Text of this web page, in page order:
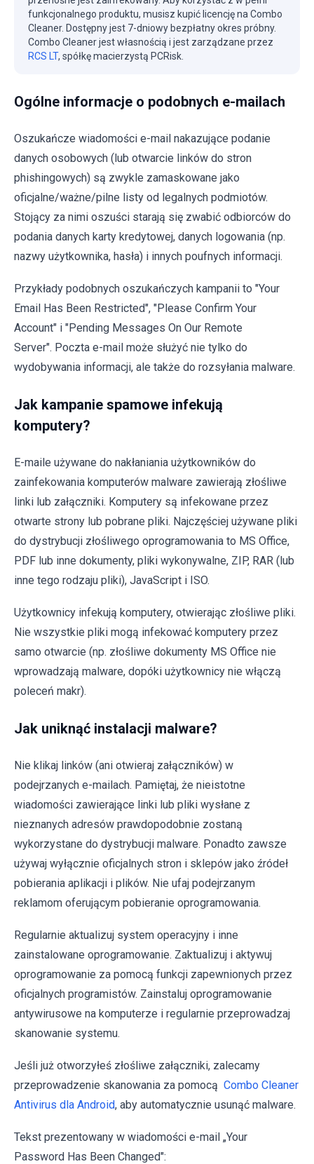
funkcjonalnego produktu, musisz kupić licencję na Combo
Cleaner. Dostępny jest 7-dniowy bezpłatny okres próbny.
Combo Cleaner jest własnością i jest zarządzane przez
RCS LT, spółkę macierzystą PCRisk.
Ogólne informacje o podobnych e-mailach
Oszukańcze wiadomości e-mail nakazujące podanie
danych osobowych (lub otwarcie linków do stron
phishingowych) są zwykle zamaskowane jako
oficjalne/ważne/pilne listy od legalnych podmiotów.
Stojący za nimi oszuści starają się zwabić odbiorców do
podania danych karty kredytowej, danych logowania (np.
nazwy użytkownika, hasła) i innych poufnych informacji.
Przykłady podobnych oszukańczych kampanii to "Your
Email Has Been Restricted", "Please Confirm Your
Account" i "Pending Messages On Our Remote
Server". Poczta e-mail może służyć nie tylko do
wydobywania informacji, ale także do rozsyłania malware.
Jak kampanie spamowe infekują
komputery?
E-maile używane do nakłaniania użytkowników do
zainfekowania komputerów malware zawierają złośliwe
linki lub załączniki. Komputery są infekowane przez
otwarte strony lub pobrane pliki. Najczęściej używane pliki
do dystrybucji złośliwego oprogramowania to MS Office,
PDF lub inne dokumenty, pliki wykonywalne, ZIP, RAR (lub
inne tego rodzaju pliki), JavaScript i ISO.
Użytkownicy infekują komputery, otwierając złośliwe pliki.
Nie wszystkie pliki mogą infekować komputery przez
samo otwarcie (np. złośliwe dokumenty MS Office nie
wprowadzają malware, dopóki użytkownicy nie włączą
poleceń makr).
Jak uniknąć instalacji malware?
Nie klikaj linków (ani otwieraj załączników) w
podejrzanych e-mailach. Pamiętaj, że nieistotne
wiadomości zawierające linki lub pliki wysłane z
nieznanych adresów prawdopodobnie zostaną
wykorzystane do dystrybucji malware. Ponadto zawsze
używaj wyłącznie oficjalnych stron i sklepów jako źródeł
pobierania aplikacji i plików. Nie ufaj podejrzanym
reklamom oferującym pobieranie oprogramowania.
Regularnie aktualizuj system operacyjny i inne
zainstalowane oprogramowanie. Zaktualizuj i aktywuj
oprogramowanie za pomocą funkcji zapewnionych przez
oficjalnych programistów. Zainstaluj oprogramowanie
antywirusowe na komputerze i regularnie przeprowadzaj
skanowanie systemu.
Jeśli już otworzyłeś złośliwe załączniki, zalecamy
przeprowadzenie skanowania za pomocą Combo Cleaner
Antivirus dla Android, aby automatycznie usunąć malware.
Tekst prezentowany w wiadomości e-mail „Your
Password Has Been Changed":